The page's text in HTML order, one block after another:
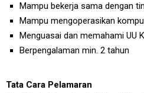
Mampu bekerja sama dengan
Mampu mengoperasikan
Menguasai dan memahami UU
Berpengalaman min. 2 tahun
Tata Cara Pelamaran